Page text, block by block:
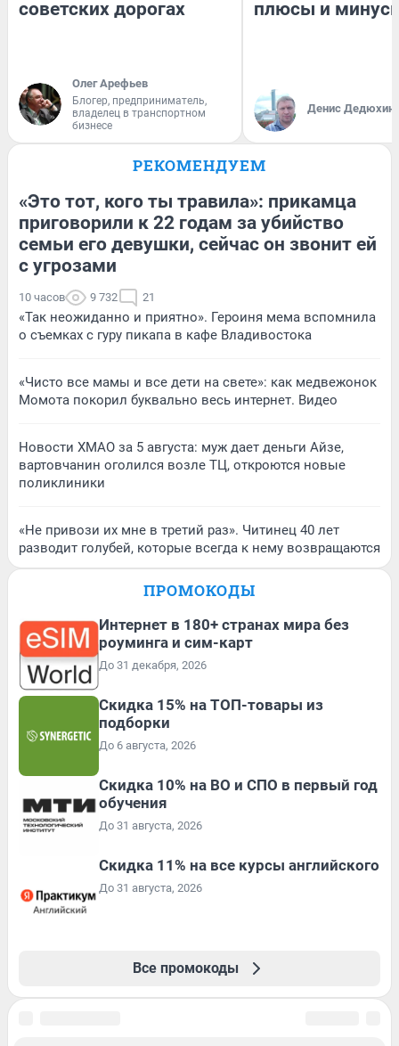
советских дорогах
Олег Арефьев
Блогер, предприниматель,
владелец в транспортном
бизнесе
плюсы и
Денис Дедюхин
РЕКОМЕНДУЕМ
«Это тот, кого ты травила»: прикамца
приговорили к 22 годам за убийство
семьи его девушки, сейчас он звонит ей
с угрозами
10 часов 9 732 21
«Так неожиданно и приятно». Героиня мема вспомнила
о съемках с гуру пикапа в кафе Владивостока
«Чисто все мамы и все дети на свете»: как медвежонок
Момота покорил буквально весь интернет. Видео
Новости ХМАО за 5 августа: муж дает деньги Айзе,
вартовчанин оголился возле ТЦ, откроются новые
поликлиники
«Не привози их мне в третий раз». Читинец 40 лет
разводит голубей, которые всегда к нему возвращаются
ПРОМОКОДЫ
Интернет в 180+ странах мира без
роуминга и сим-карт
До 31 декабря, 2026
Скидка 15% на ТОП-товары из
подборки
До 6 августа, 2026
Скидка 10% на ВО и СПО в первый год
обучения
До 31 августа, 2026
Скидка 11% на все курсы английского
До 31 августа, 2026
Все промокоды